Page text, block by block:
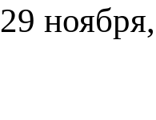
29